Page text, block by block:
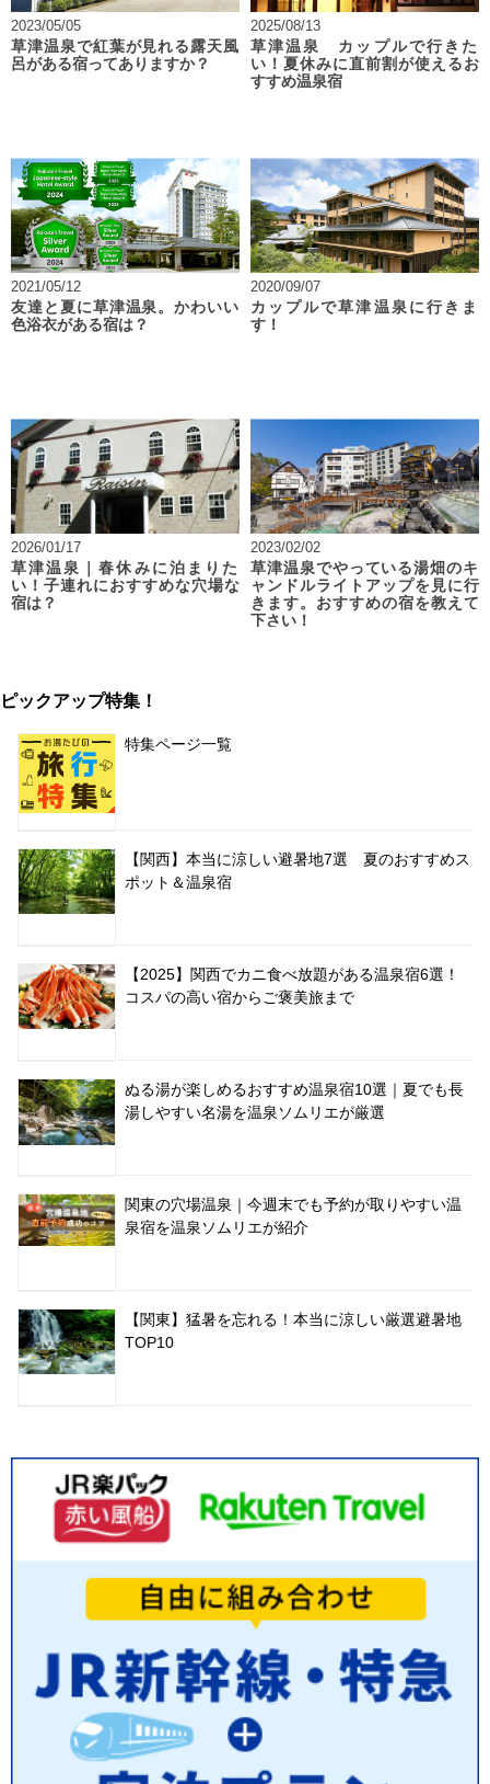
2023/05/05
草津温泉で紅葉が見れる露天風
呂がある宿ってありますか？
2025/08/13
草津温泉 カップルで行きた
い！夏休みに直前割が使えるお
すすめ温泉宿
2021/05/12
友達と夏に草津温泉。かわいい
色浴衣がある宿は？
2020/09/07
カップルで草津温泉に行きま
す！
2026/01/17
草津温泉｜春休みに泊まりた
い！子連れにおすすめな穴場な
宿は？
2023/02/02
草津温泉でやっている湯畑のキ
ャンドルライトアップを見に行
きます。おすすめの宿を教えて
下さい！
ピックアップ特集！
特集ページ一覧
【関西】本当に涼しい避暑地7選 夏のおすすめス
ポット＆温泉宿
【2025】関西でカニ食べ放題がある温泉宿6選！
コスパの高い宿からご褒美旅まで
ぬる湯が楽しめるおすすめ温泉宿10選｜夏でも長
湯しやすい名湯を温泉ソムリエが厳選
関東の穴場温泉｜今週末でも予約が取りやすい温
泉宿を温泉ソムリエが紹介
【関東】猛暑を忘れる！本当に涼しい厳選避暑地
TOP10